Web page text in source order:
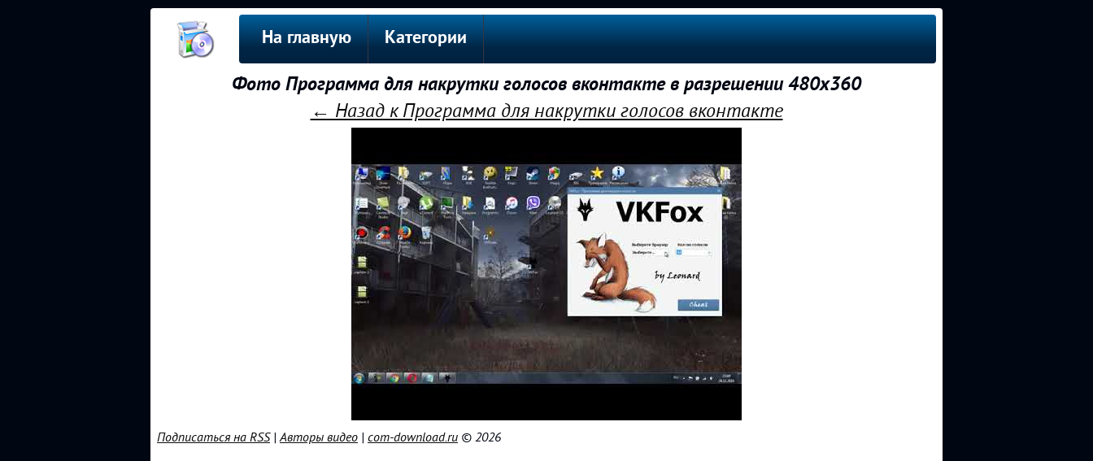
На главную Категории
Фото Программа для накрутки голосов вконтакте в разрешении 480x360
← Назад к Программа для накрутки голосов вконтакте
Подписаться на RSS|Авторы видео | com-download.ru © 2026